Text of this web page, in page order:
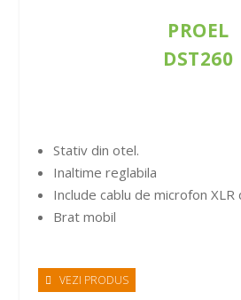
PROEL
DST260
Stativ din otel.
Inaltime reglabila
Include cablu de microfon XLR
Brat mobil
VEZI PRODUS